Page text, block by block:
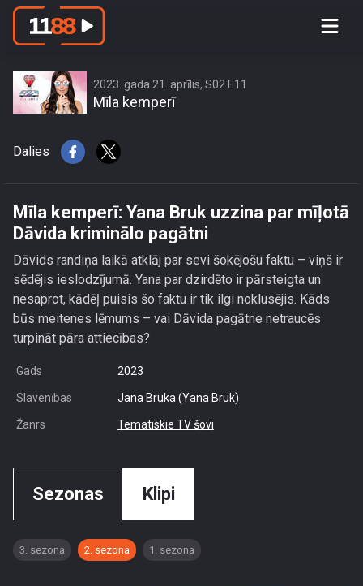
Mīla kemperī: Yana Bruk uzzina par
2023. gada 21. aprīlis, S02 E11
Mīla kemperī
Dalies
Mīla kemperī: Yana Bruk uzzina par mīļotā
Dāvida kriminālo pagātni
Dāvids randiņa laikā atklāj par sevi šokējošu faktu – viņš ir
sēdējis ieslodzījumā. Yana par dzirdēto ir pārsteigta un
nesaprot, kādēļ puisis šo faktu ir tik ilgi noklusējis. Kāds
būs meitenes lēmums – vai Dāvida pagātne netraucēs
turpināt pāra attiecības?
Gads 2023
Slavenības Jana Bruka (Yana Bruk)
Žanrs Tematiskie TV šovi
Sezonas Klipi
3. sezona 2. sezona 1. sezona